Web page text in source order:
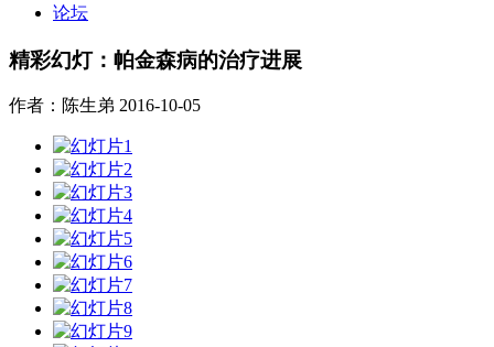
论坛
精彩幻灯：帕金森病的治疗进展
作者：陈生弟 2016-10-05